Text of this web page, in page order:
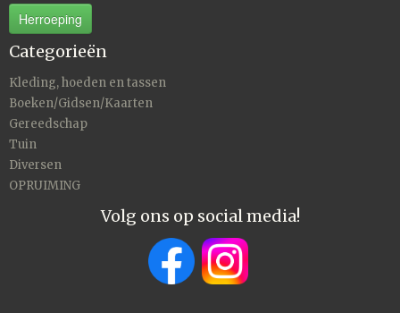
Herroeping
Categorieën
Kleding, hoeden en tassen
Boeken/Gidsen/Kaarten
Gereedschap
Tuin
Diversen
OPRUIMING
Volg ons op social media!